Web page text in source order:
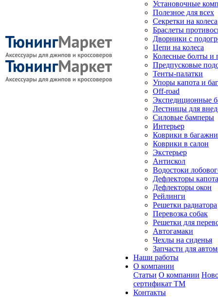
Установочные
Полезное для всех
Секретки на колеса
Браслеты
Дворники с
Цепи на колеса
Колесные болты и
Предпусковые
Тенты-палатки
Упоры капота и
Off-road
Экспедиционные
Лестницы для
Силовые бамперы
Интерьер
Коврики в
Коврики в салон
Экстерьер
Антискол
Водостоки
Дефлекторы капота
Дефлекторы окон
Рейлинги
Решетки радиатора
Перевозка собак
Решетки для
Автогамаки
Чехлы на сиденья
Запчасти для
Наши работы
О компании
Статьи О компании
сертификат ТМ
Контакты